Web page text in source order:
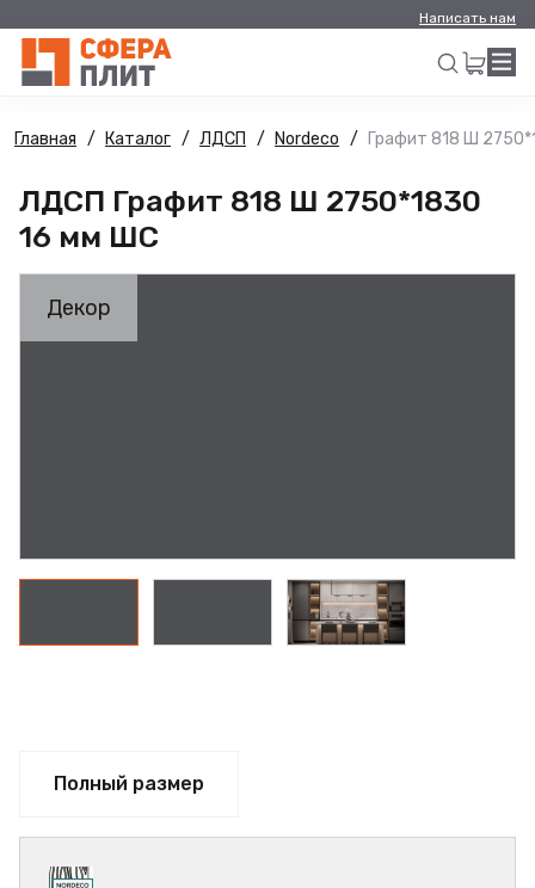
Написать нам
Искать
Главная Каталог ЛДСП Nordeco Графит 818 Ш
ЛДСП Графит 818 Ш 2750*1830
16 мм ШС
Декор
Полный размер